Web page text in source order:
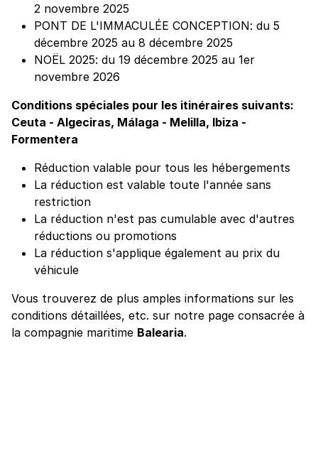
2 novembre 2025
PONT DE L'IMMACULÉE CONCEPTION: du 5
décembre 2025 au 8 décembre 2025
NOËL 2025: du 19 décembre 2025 au 1er
novembre 2026
Conditions spéciales pour les itinéraires suivants:
Ceuta - Algeciras, Málaga - Melilla, Ibiza -
Formentera
Réduction valable pour tous les hébergements
La réduction est valable toute l'année sans
restriction
La réduction n'est pas cumulable avec d'autres
réductions ou promotions
La réduction s'applique également au prix du
véhicule
Vous trouverez de plus amples informations sur les
conditions détaillées, etc. sur notre page consacrée à
la compagnie maritime Balearia.